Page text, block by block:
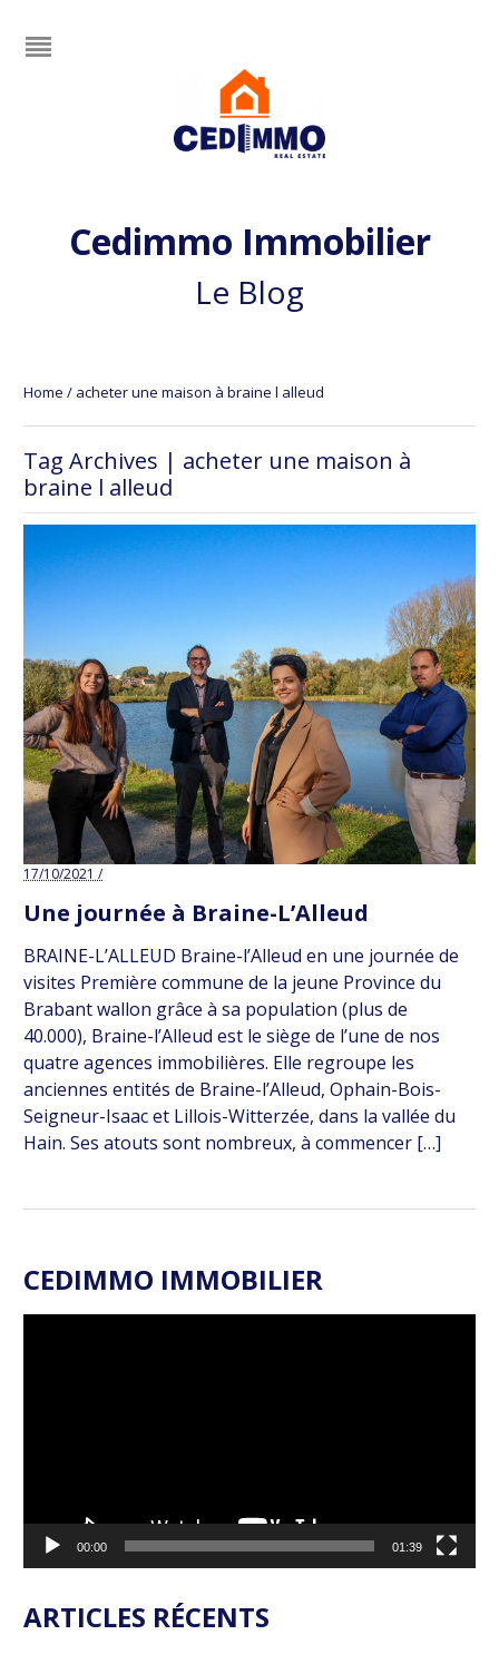
Cedimmo Immobilier
Le Blog
Home / acheter une maison à braine l alleud
Tag Archives | acheter une maison à
braine l alleud
17/10/2021 /
Une journée à Braine-L’Alleud
BRAINE-L’ALLEUD Braine-l’Alleud en une journée de
visites Première commune de la jeune Province du
Brabant wallon grâce à sa population (plus de
40.000), Braine-l’Alleud est le siège de l’une de nos
quatre agences immobilières. Elle regroupe les
anciennes entités de Braine-l’Alleud, Ophain-Bois-
Seigneur-Isaac et Lillois-Witterzée, dans la vallée du
Hain. Ses atouts sont nombreux, à commencer […]
CEDIMMO IMMOBILIER
00:00 01:39
ARTICLES RÉCENTS